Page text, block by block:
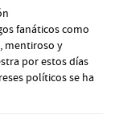
fanáticos como
mentiroso y
por estos días
políticos se ha